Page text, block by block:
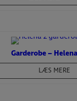
Garderobe –
LÆS MERE